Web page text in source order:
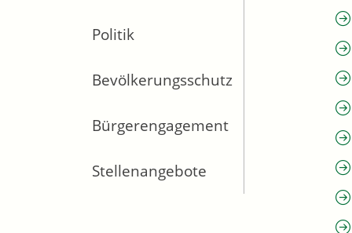
Politik
Bevölkerungsschutz
Bürgerengagement
Stellenangebote